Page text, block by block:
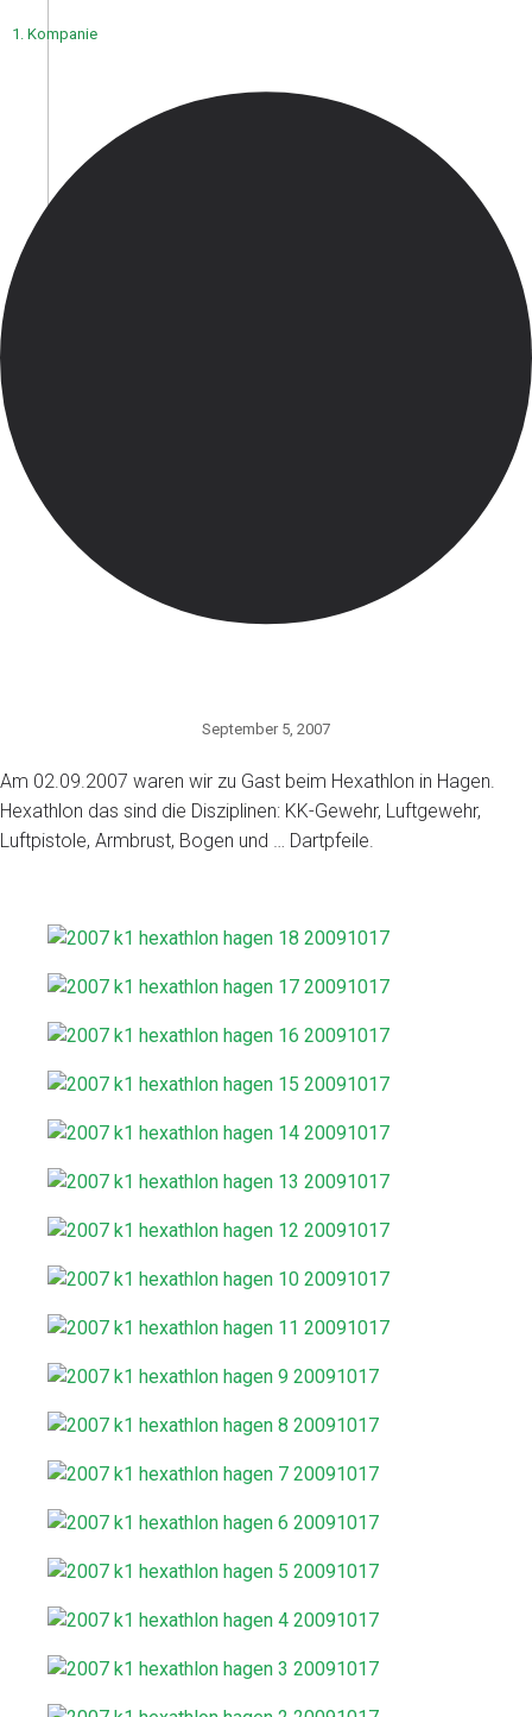
1. Kompanie
September 5, 2007
Am 02.09.2007 waren wir zu Gast beim Hexathlon in Hagen.
Hexathlon das sind die Disziplinen: KK-Gewehr, Luftgewehr,
Luftpistole, Armbrust, Bogen und … Dartpfeile.